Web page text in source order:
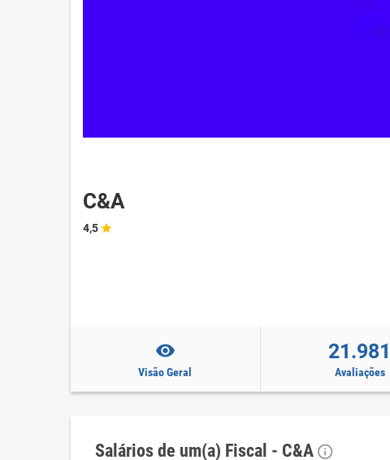
C&A
4,5
Visão Geral
21.981
Avaliações
Salários de um(a) Fiscal - C&A